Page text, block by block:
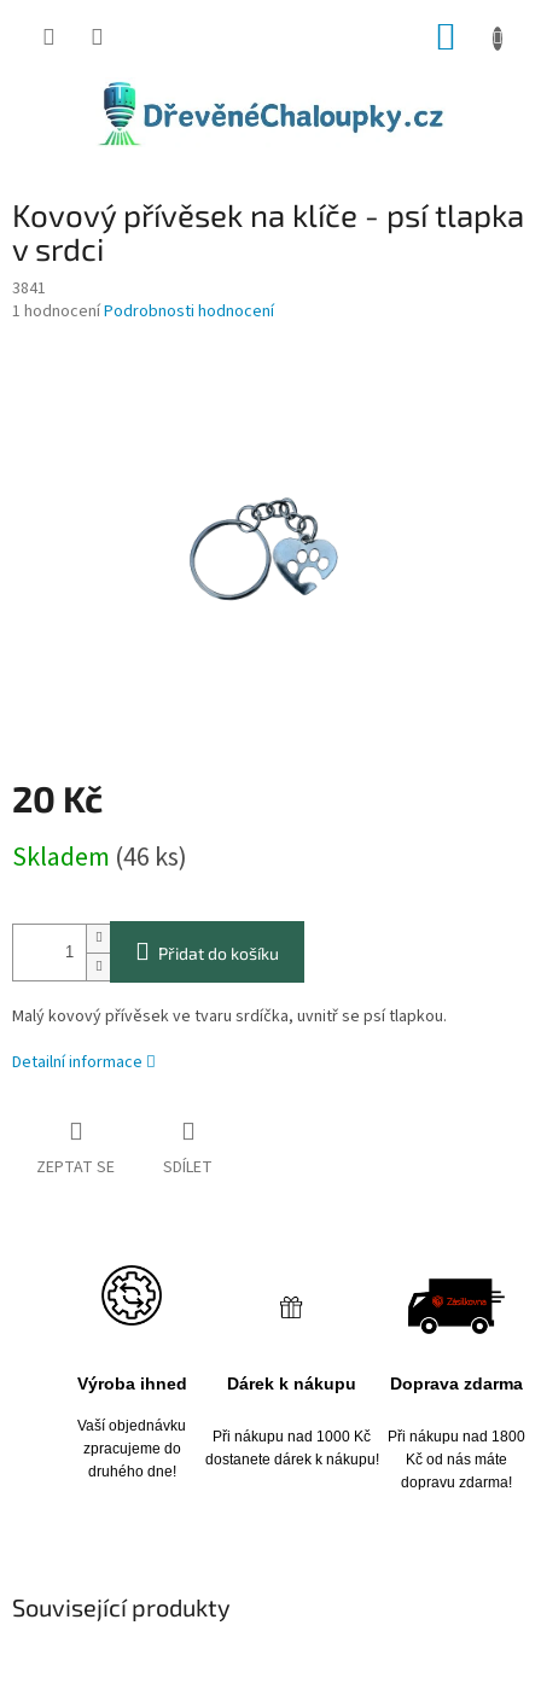
Kovový přívěsek na klíče - psí tlapka
v srdci
3841
Průměrné
1 hodnoceníPodrobnosti hodnocení
20 Kč
cena:
Skladem (46 ks)
Přidat do košíku
Malý kovový přívěsek ve tvaru srdíčka, uvnitř se psí tlapkou.
Detailní informace
ZEPTAT SE SDÍLET
Výroba ihned Dárek k nákupu Doprava zdarma
Vaší objednávku
zpracujeme do
druhého dne!
Při nákupu nad 1000 Kč
dostanete dárek k nákupu!
Při nákupu nad 1800
Kč od nás máte
dopravu zdarma!
Související produkty